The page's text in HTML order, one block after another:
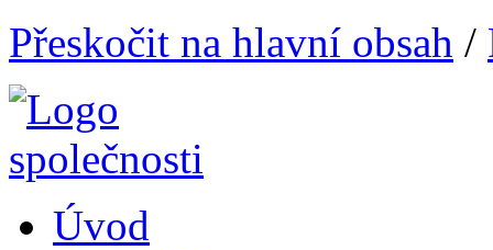
Přeskočit na hlavní obsah /
Úvod